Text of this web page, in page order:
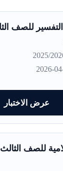
التفسير للصف
عرض الاختبار
للصف